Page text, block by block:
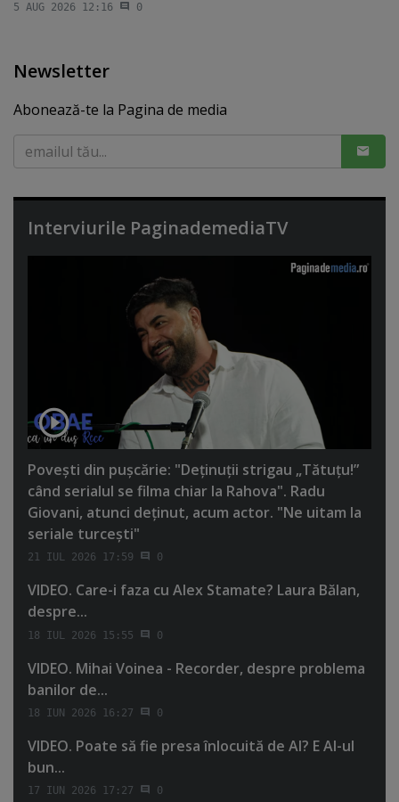
5 AUG 2026 12:16 0
Newsletter
Abonează-te la Pagina de media
Interviurile PaginademediaTV
Poveşti din puşcărie: "Deţinuţii strigau „Tătuţu!”
când serialul se filma chiar la Rahova". Radu
Giovani, atunci deţinut, acum actor. "Ne uitam la
seriale turceşti"
21 IUL 2026 17:59 0
VIDEO. Care-i faza cu Alex Stamate? Laura Bălan,
despre...
18 IUL 2026 15:55 0
VIDEO. Mihai Voinea - Recorder, despre problema
banilor de...
18 IUN 2026 16:27 0
VIDEO. Poate să fie presa înlocuită de AI? E AI-ul
bun...
17 IUN 2026 17:27 0